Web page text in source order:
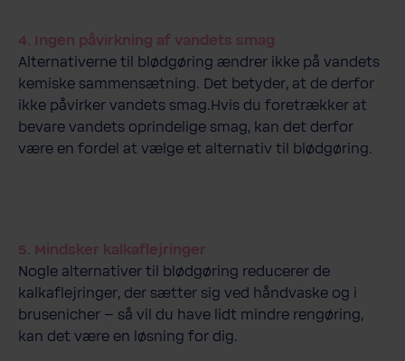
4. Ingen påvirkning af vandets smag
Alternativerne til blødgøring ændrer ikke på vandets
kemiske sammensætning. Det betyder, at de derfor
ikke påvirker vandets smag.Hvis du foretrækker at
bevare vandets oprindelige smag, kan det derfor
være en fordel at vælge et alternativ til blødgøring.
5. Mindsker kalkaflejringer
Nogle alternativer til blødgøring reducerer de
kalkaflejringer, der sætter sig ved håndvaske og i
brusenicher – så vil du have lidt mindre rengøring,
kan det være en løsning for dig.